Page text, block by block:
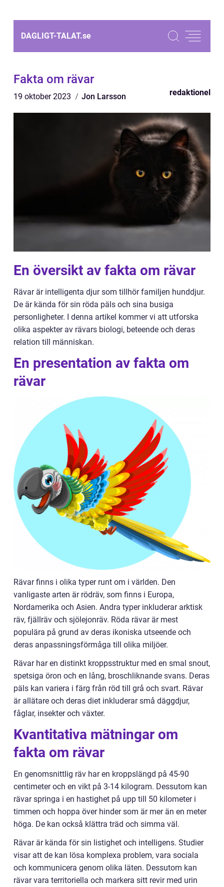
DAGLIGT-TALAT.se
Fakta om rävar
19 oktober 2023 Jon Larsson redaktionel
En översikt av fakta om rävar
Rävar är intelligenta djur som tillhör familjen hunddjur.
De är kända för sin röda päls och sina busiga
personligheter. I denna artikel kommer vi att utforska
olika aspekter av rävars biologi, beteende och deras
relation till människan.
En presentation av fakta om
rävar
Rävar finns i olika typer runt om i världen. Den
vanligaste arten är rödräv, som finns i Europa,
Nordamerika och Asien. Andra typer inkluderar arktisk
räv, fjällräv och sjölejonräv. Röda rävar är mest
populära på grund av deras ikoniska utseende och
deras anpassningsförmåga till olika miljöer.
Rävar har en distinkt kroppsstruktur med en smal snout,
spetsiga öron och en lång, broschliknande svans. Deras
päls kan variera i färg från röd till grå och svart. Rävar
är allätare och deras diet inkluderar små däggdjur,
fåglar, insekter och växter.
Kvantitativa mätningar om
fakta om rävar
En genomsnittlig räv har en kroppslängd på 45-90
centimeter och en vikt på 3-14 kilogram. Dessutom kan
rävar springa i en hastighet på upp till 50 kilometer i
timmen och hoppa över hinder som är mer än en meter
höga. De kan också klättra träd och simma väl.
Rävar är kända för sin listighet och intelligens. Studier
visar att de kan lösa komplexa problem, vara sociala
och kommunicera genom olika läten. Dessutom kan
rävar vara territoriella och markera sitt revir med urin